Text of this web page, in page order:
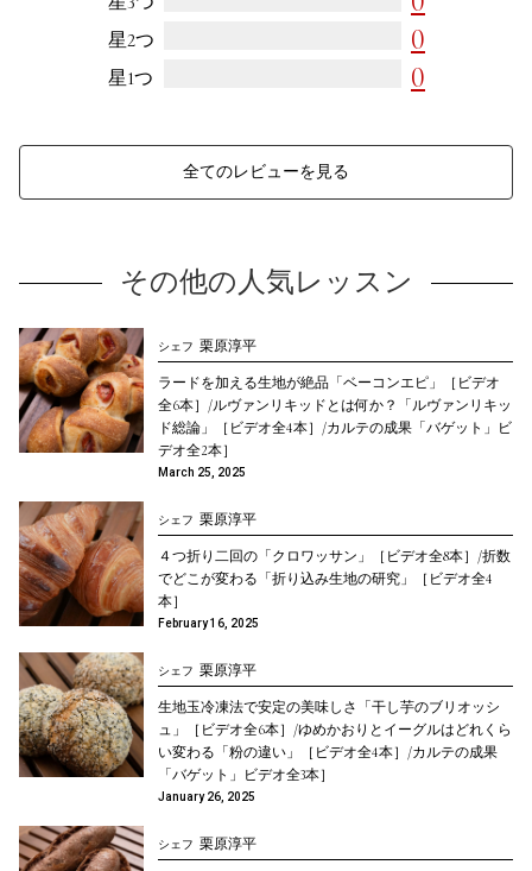
星2つ 0
星1つ 0
全てのレビューを見る
その他の人気レッスン
シェフ 栗原淳平
ラードを加える生地が絶品「ベーコンエピ」［ビデオ
全6本］/ルヴァンリキッドとは何か？「ルヴァンリキッ
ド総論」［ビデオ全4本］/カルテの成果「バゲット」ビ
デオ全2本］
March 25, 2025
シェフ 栗原淳平
４つ折り二回の「クロワッサン」［ビデオ全8本］/折数
でどこが変わる「折り込み生地の研究」［ビデオ全4
本］
February 16, 2025
シェフ 栗原淳平
生地玉冷凍法で安定の美味しさ「干し芋のブリオッシ
ュ」［ビデオ全6本］/ゆめかおりとイーグルはどれくら
い変わる「粉の違い」［ビデオ全4本］/カルテの成果
「バゲット」ビデオ全3本］
January 26, 2025
シェフ 栗原淳平
このレッスンだけ見る ¥1,620